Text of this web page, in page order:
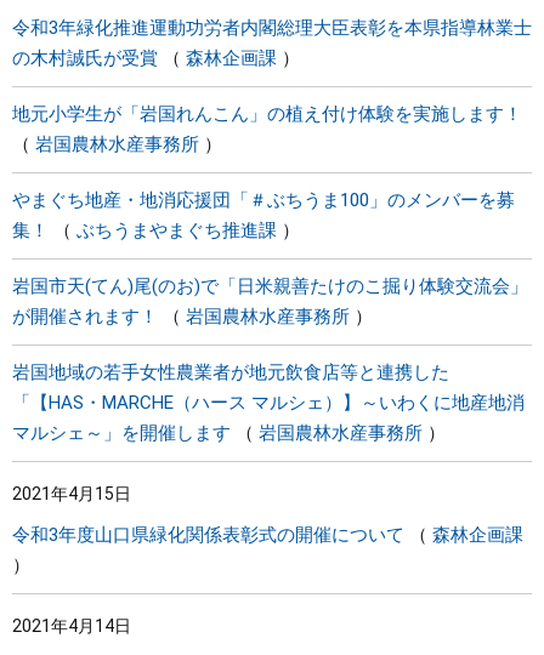
令和3年緑化推進運動功労者内閣総理大臣表彰を本県指導林業士
の木村誠氏が受賞
森林企画課
地元小学生が「岩国れんこん」の植え付け体験を実施します！
岩国農林水産事務所
やまぐち地産・地消応援団「＃ぶちうま100」のメンバーを募
集！
ぶちうまやまぐち推進課
岩国市天(てん)尾(のお)で「日米親善たけのこ掘り体験交流会」
が開催されます！
岩国農林水産事務所
岩国地域の若手女性農業者が地元飲食店等と連携した
「【HAS・MARCHE（ハース マルシェ）】～いわくに地産地消
マルシェ～」を開催します
岩国農林水産事務所
2021年4月15日
令和3年度山口県緑化関係表彰式の開催について 森林企画課
2021年4月14日